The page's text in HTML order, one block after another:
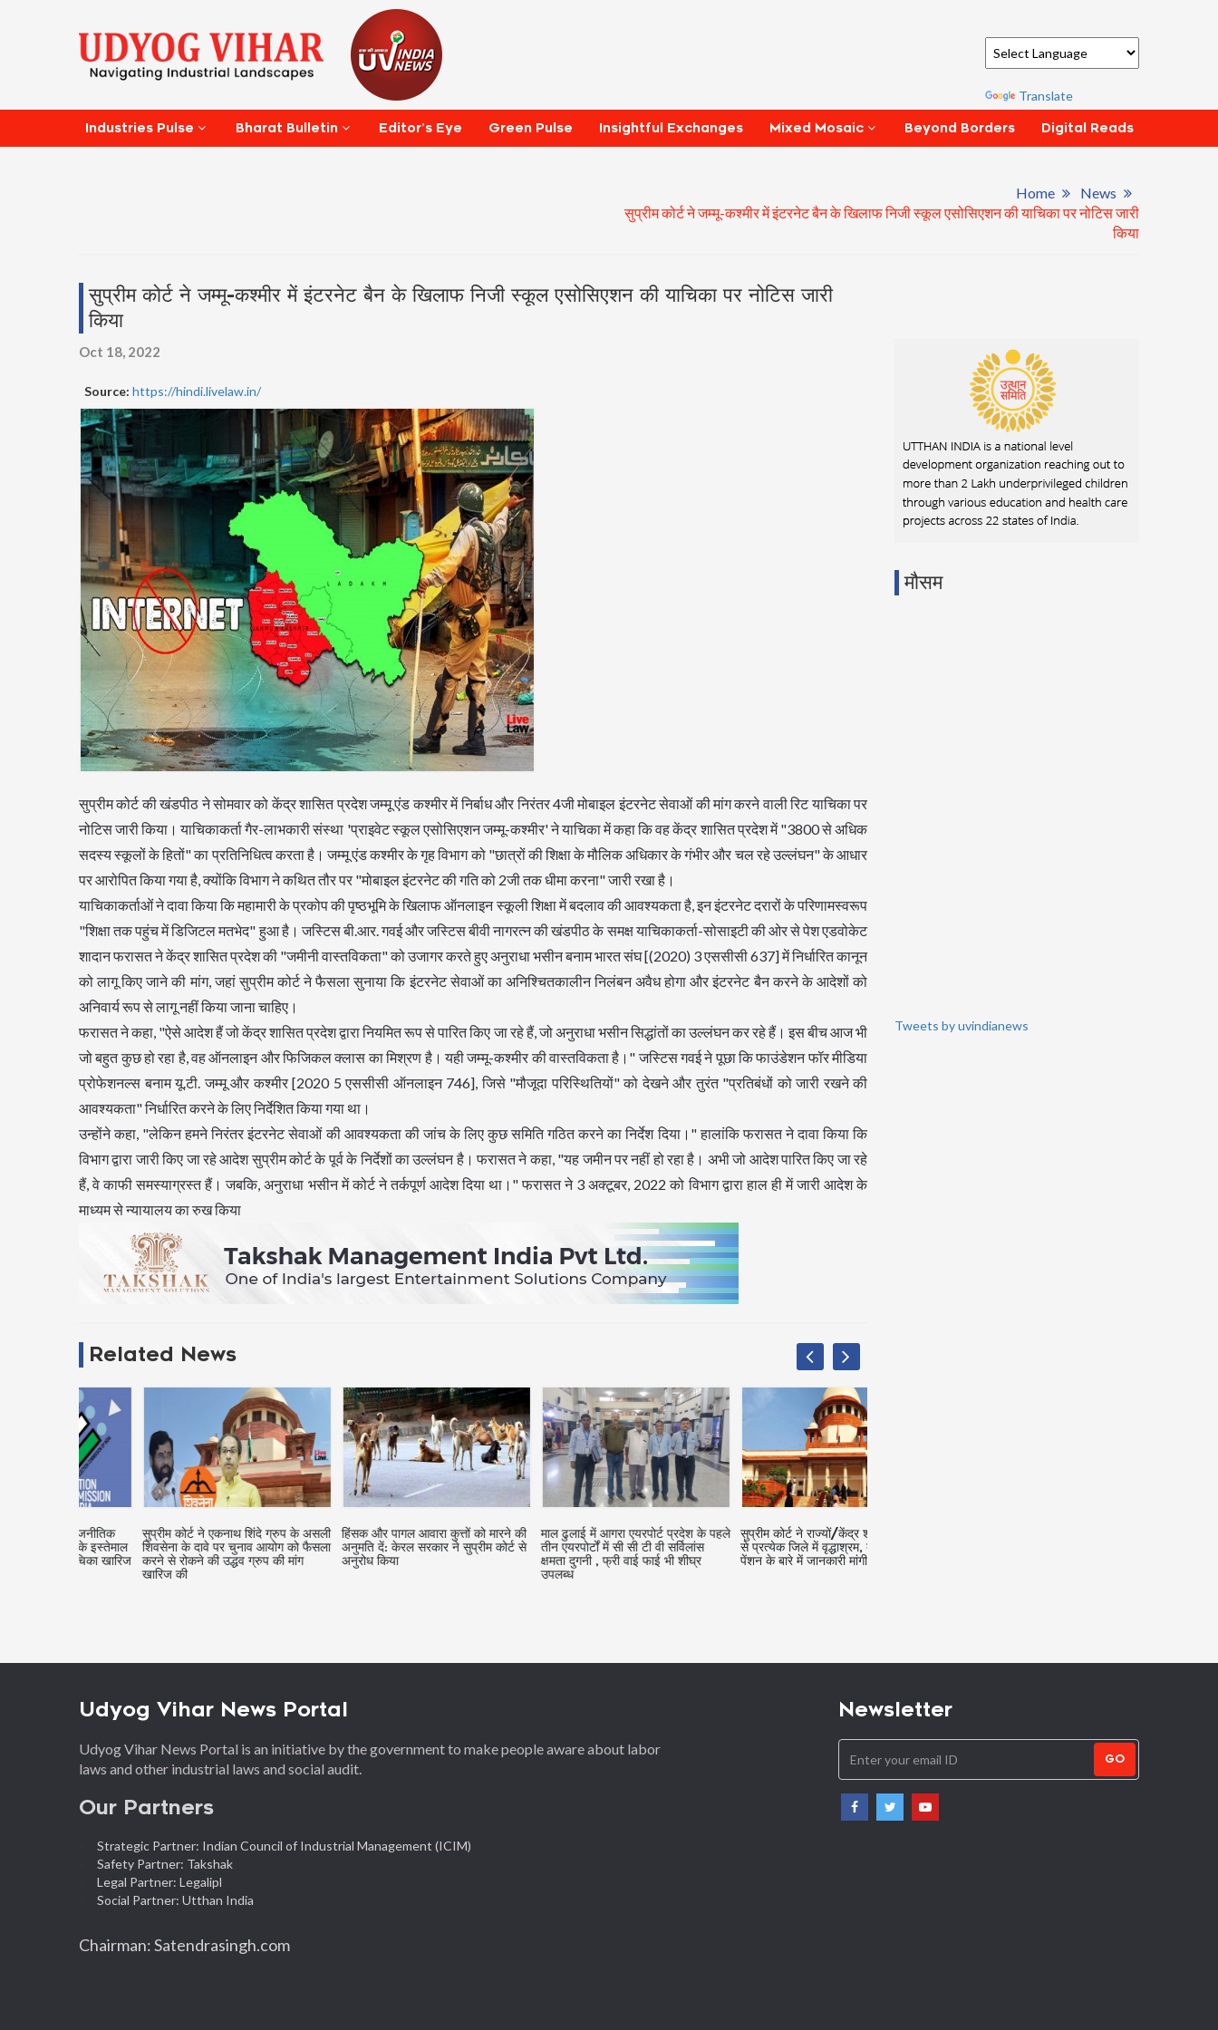
Translate
Industries Pulse Bharat Bulletin Editor’s Eye Green Pulse Insightful Exchanges Mixed Mosaic Beyond Borders Digital Reads
Home
News
सुप्रीम कोर्ट ने जम्मू-कश्मीर में इंटरनेट बैन के खिलाफ निजी स्कूल एसोसिएशन की याचिका पर नोटिस जारी
किया
सुप्रीम कोर्ट ने जम्मू-कश्मीर में इंटरनेट बैन के खिलाफ निजी स्कूल एसोसिएशन की याचिका पर नोटिस जारी
किया
Oct 18, 2022
Source: https://hindi.livelaw.in/
सुप्रीम कोर्ट की खंडपीठ ने सोमवार को केंद्र शासित प्रदेश जम्मू एंड कश्मीर में निर्बाध और निरंतर 4जी मोबाइल इंटरनेट सेवाओं की मांग करने वाली रिट याचिका पर
नोटिस जारी किया। याचिकाकर्ता गैर-लाभकारी संस्था 'प्राइवेट स्कूल एसोसिएशन जम्मू-कश्मीर' ने याचिका में कहा कि वह केंद्र शासित प्रदेश में "3800 से अधिक
सदस्य स्कूलों के हितों" का प्रतिनिधित्व करता है। जम्मू एंड कश्मीर के गृह विभाग को "छात्रों की शिक्षा के मौलिक अधिकार के गंभीर और चल रहे उल्लंघन" के आधार
पर आरोपित किया गया है, क्योंकि विभाग ने कथित तौर पर "मोबाइल इंटरनेट की गति को 2जी तक धीमा करना" जारी रखा है।
याचिकाकर्ताओं ने दावा किया कि महामारी के प्रकोप की पृष्ठभूमि के खिलाफ ऑनलाइन स्कूली शिक्षा में बदलाव की आवश्यकता है, इन इंटरनेट दरारों के परिणामस्वरूप
"शिक्षा तक पहुंच में डिजिटल मतभेद" हुआ है। जस्टिस बी.आर. गवई और जस्टिस बीवी नागरत्न की खंडपीठ के समक्ष याचिकाकर्ता-सोसाइटी की ओर से पेश एडवोकेट
शादान फरासत ने केंद्र शासित प्रदेश की "जमीनी वास्तविकता" को उजागर करते हुए अनुराधा भसीन बनाम भारत संघ [(2020) 3 एससीसी 637] में निर्धारित कानून
को लागू किए जाने की मांग, जहां सुप्रीम कोर्ट ने फैसला सुनाया कि इंटरनेट सेवाओं का अनिश्चितकालीन निलंबन अवैध होगा और इंटरनेट बैन करने के आदेशों को
अनिवार्य रूप से लागू नहीं किया जाना चाहिए।
फरासत ने कहा, "ऐसे आदेश हैं जो केंद्र शासित प्रदेश द्वारा नियमित रूप से पारित किए जा रहे हैं, जो अनुराधा भसीन सिद्धांतों का उल्लंघन कर रहे हैं। इस बीच आज भी
जो बहुत कुछ हो रहा है, वह ऑनलाइन और फिजिकल क्लास का मिश्रण है। यही जम्मू-कश्मीर की वास्तविकता है।" जस्टिस गवई ने पूछा कि फाउंडेशन फॉर मीडिया
प्रोफेशनल्स बनाम यू.टी. जम्मू और कश्मीर [2020 5 एससीसी ऑनलाइन 746], जिसे "मौजूदा परिस्थितियों" को देखने और तुरंत "प्रतिबंधों को जारी रखने की
आवश्यकता" निर्धारित करने के लिए निर्देशित किया गया था।
उन्होंने कहा, "लेकिन हमने निरंतर इंटरनेट सेवाओं की आवश्यकता की जांच के लिए कुछ समिति गठित करने का निर्देश दिया।" हालांकि फरासत ने दावा किया कि
विभाग द्वारा जारी किए जा रहे आदेश सुप्रीम कोर्ट के पूर्व के निर्देशों का उल्लंघन है। फरासत ने कहा, "यह जमीन पर नहीं हो रहा है। अभी जो आदेश पारित किए जा रहे
हैं, वे काफी समस्याग्रस्त हैं। जबकि, अनुराधा भसीन में कोर्ट ने तर्कपूर्ण आदेश दिया था।" फरासत ने 3 अक्टूबर, 2022 को विभाग द्वारा हाल ही में जारी आदेश के
माध्यम से न्यायालय का रुख किया
Related News
सुप्रीम कोर्ट ने एकनाथ शिंदे ग्रुप के असली
शिवसेना के दावे पर चुनाव आयोग को फैसला
करने से रोकने की उद्धव ग्रुप की मांग
हिंसक और पागल आवारा कुत्तों को मारने की
अनुमति दें: केरल सरकार ने सुप्रीम कोर्ट से
अनुरोध किया
माल ढुलाई में आगरा एयरपोर्ट प्रदेश के पहले
तीन एयरपोर्टों में सी सी टी वी सर्विलांस
क्षमता दुगनी , फ्री वाई फाई भी शीघ्र
सुप्रीम कोर्ट ने राज्यों/केंद्र शासित प्रदेशों
से प्रत्येक जिले में वृद्धाश्रम, बुजुर्गों के लिए
पेंशन के बारे में जानकारी मांगी
मौसम
Tweets by uvindianews
Udyog Vihar News Portal
Udyog Vihar News Portal is an initiative by the government to make people aware about labor
laws and other industrial laws and social audit.
Our Partners
Strategic Partner: Indian Council of Industrial Management (ICIM)
Safety Partner: Takshak
Legal Partner: Legalipl
Social Partner: Utthan India
Chairman: Satendrasingh.com
Newsletter
GO